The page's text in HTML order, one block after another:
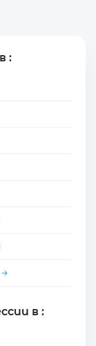
:
→
в :